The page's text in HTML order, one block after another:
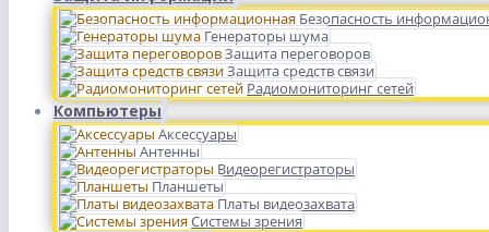
Безопасность
Генераторы шума
Защита переговоров
Защита средств связи
Радиомониторинг сетей
Компьютеры
Аксессуары
Антенны
Видеорегистраторы
Планшеты
Платы видеозахвата
Системы зрения